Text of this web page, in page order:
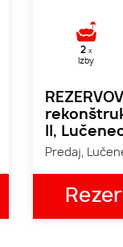
2 x
Izby
II,
Predaj,